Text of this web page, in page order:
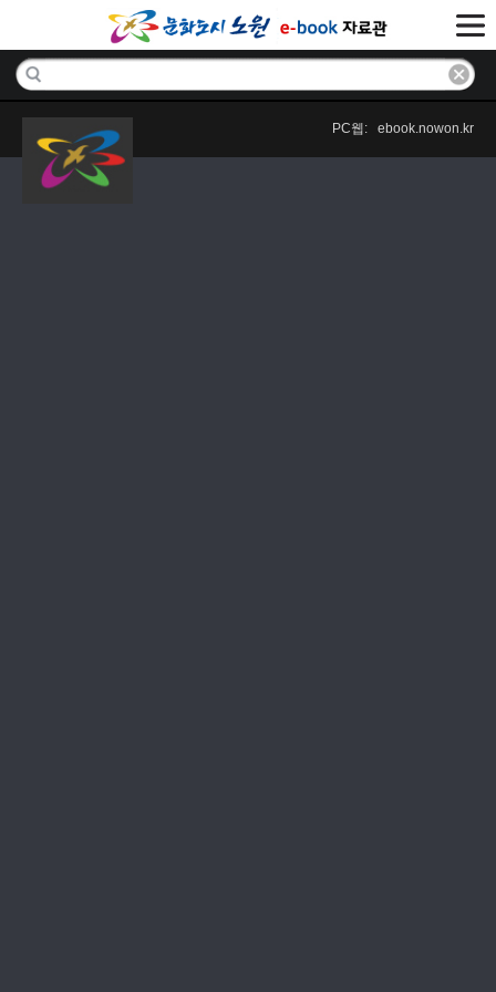
PC웹: ebook.nowon.kr